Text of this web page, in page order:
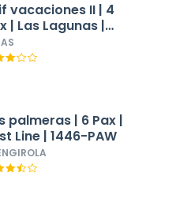
vacaciones II | 4
| Las Lagunas |
PA
palmeras | 6 Pax |
Line | 1446-PAW